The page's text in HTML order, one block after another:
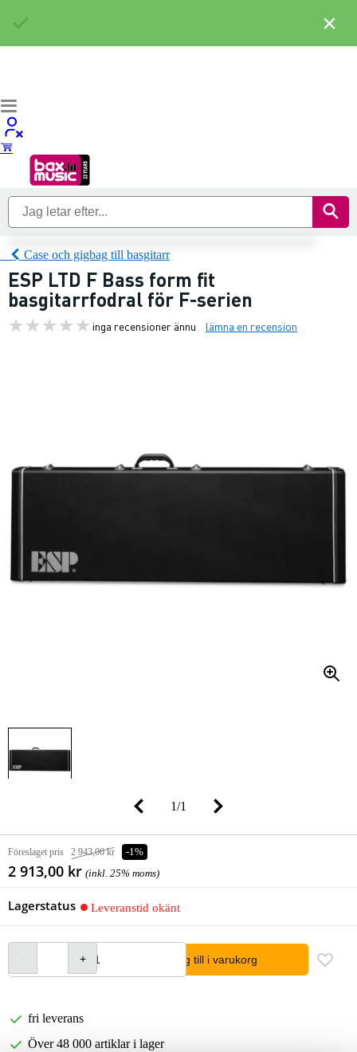
Case och gigbag till basgitarr
ESP LTD F Bass form fit
basgitarrfodral för F-serien
inga recensioner ännu lämna en recension
1/1
Föreslaget pris 2 943,00 kr -1%
2 913,00 kr (inkl. 25% moms)
Lagerstatus Leveranstid okänt
lägg till i varukorg
fri leverans
Över 48 000 artiklar i lager
×